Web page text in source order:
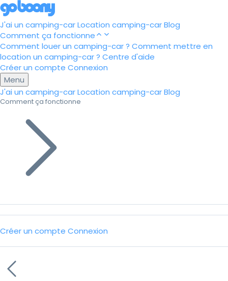
J'ai un camping-carLocation camping-carBlog
Comment ça fonctionne
Comment louer un camping-car ? Comment mettre en
location un camping-car ? Centre d'aide
Créer un compte Connexion
Menu
J'ai un camping-carLocation camping-carBlog
Comment ça fonctionne
Créer un compte Connexion